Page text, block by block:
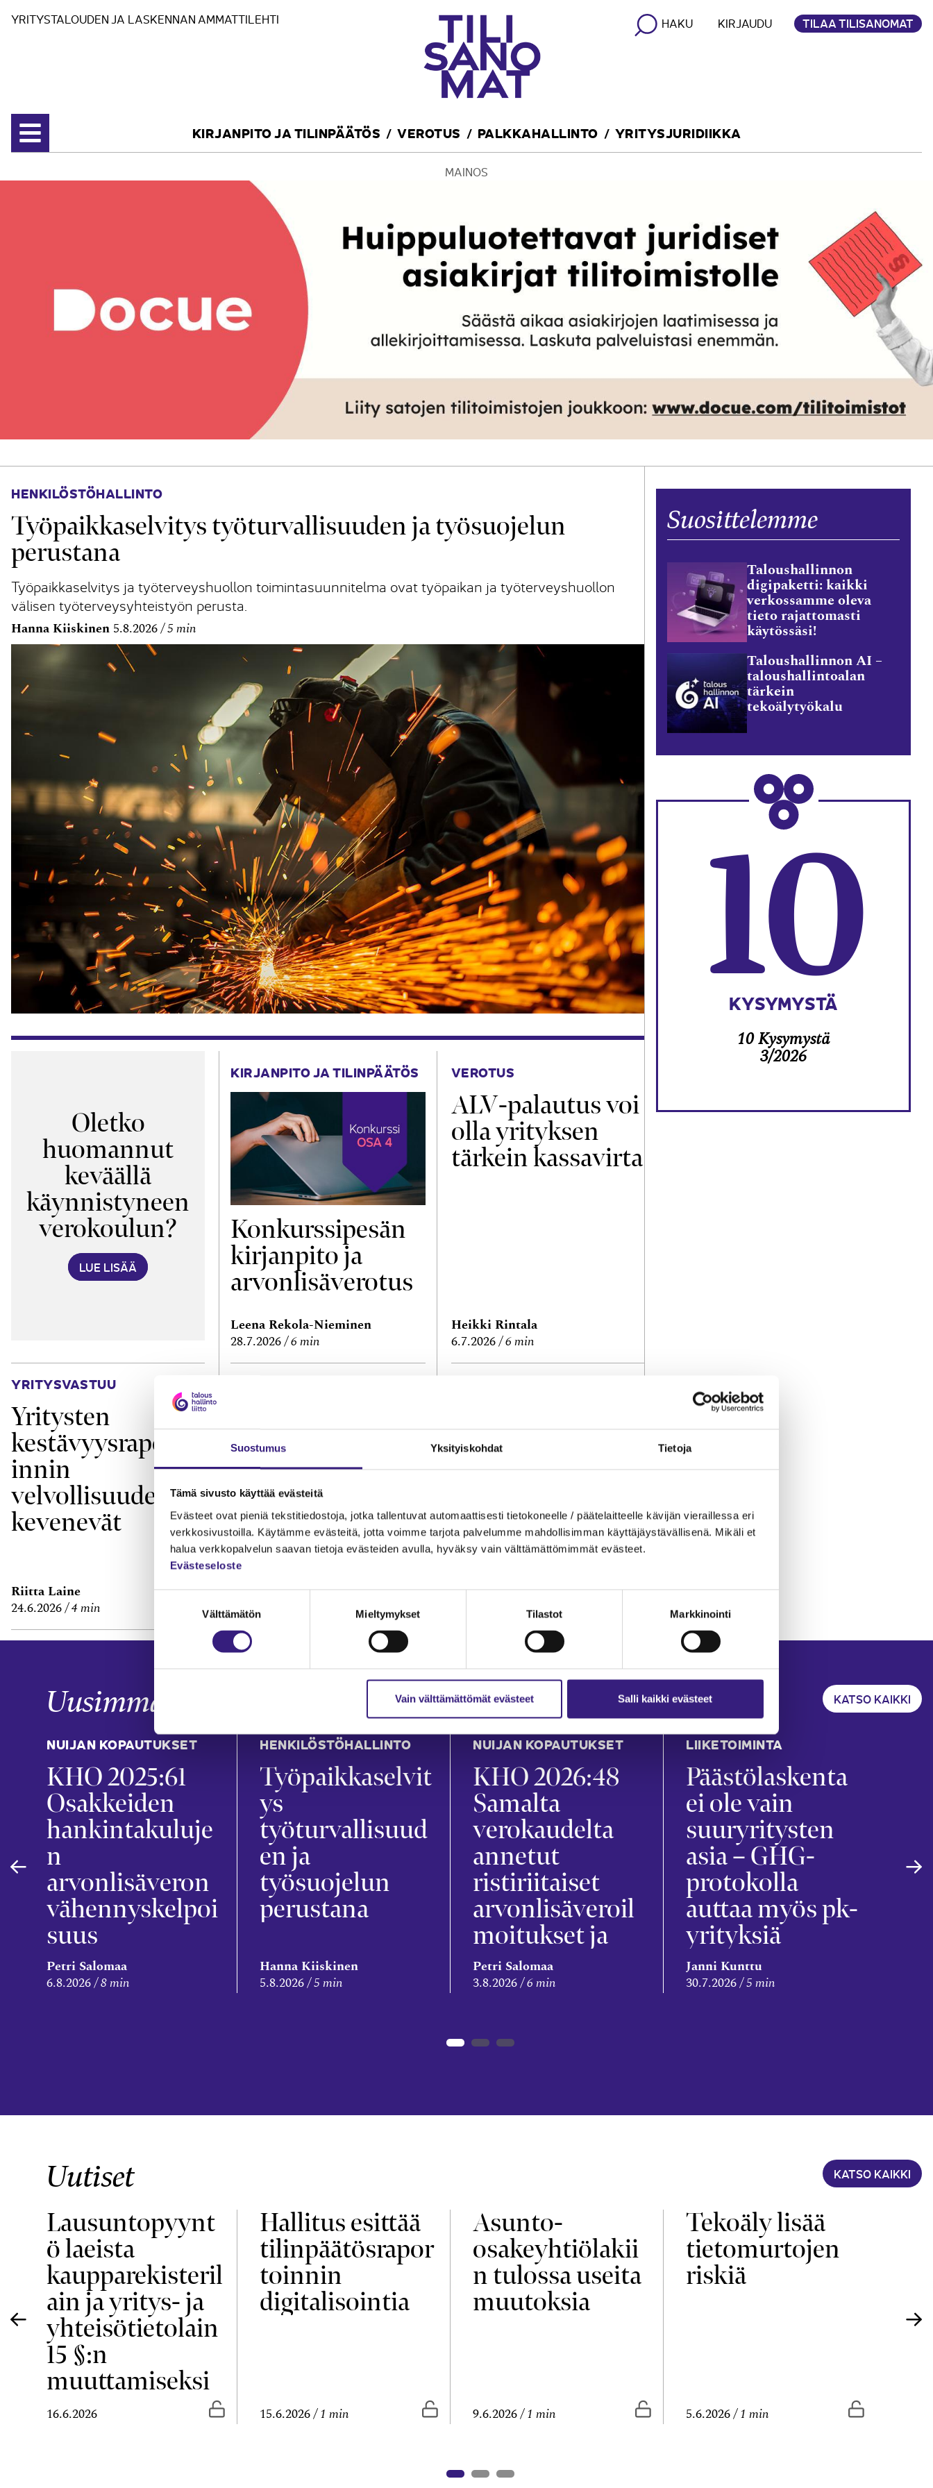
Suostumus Yksityiskohdat Tietoja
Tämä sivusto käyttää evästeitä
Evästeet ovat pieniä tekstitiedostoja, jotka tallentuvat automaattisesti tietokoneelle / päätelaitteelle kävijän vieraillessa eri
verkkosivustoilla. Käytämme evästeitä, jotta voimme tarjota palvelumme mahdollisimman käyttäjäystävällisenä. Mikäli et
halua verkkopalvelun saavan tietoja evästeiden avulla, hyväksy vain välttämättömimmät evästeet.
Evästeseloste
Välttämätön Mieltymykset Tilastot Markkinointi
Vain välttämättömät evästeet Salli kaikki evästeet
YRITYSTALOUDEN JA LASKENNAN AMMATTILEHTI HAKU KIRJAUDU TILAA TILISANOMAT
Avaa valikko
KIRJANPITO JA TILINPÄÄTÖS VEROTUS PALKKAHALLINTO YRITYSJURIDIIKKA
MAINOS
HENKILÖSTÖHALLINTO
Työpaikkaselvitys työturvallisuuden ja työsuojelun
perustana
Työpaikkaselvitys ja työterveyshuollon toimintasuunnitelma ovat työpaikan ja työterveyshuollon
välisen työterveysyhteistyön perusta.
Hanna Kiiskinen 5.8.2026 5 min
Oletko
huomannut
keväällä
käynnistyneen
verokoulun?
LUE LISÄÄ
KIRJANPITO JA TILINPÄÄTÖS
Konkurssipesän
kirjanpito ja
arvonlisäverotus
Leena Rekola-Nieminen
28.7.2026 6 min
VEROTUS
ALV-palautus voi
olla yrityksen
tärkein kassavirta
Heikki Rintala
6.7.2026 6 min
YRITYSVASTUU
Yritysten
kestävyysraporto
innin
velvollisuudet
kevenevät
Riitta Laine
24.6.2026 4 min
verkkolasku?
Janne Fredman
29.6.2026
Asiantuntijakuluj
en
kirjanpitovelvolli
selle
Mira Merikanto
1 min
Suosittelemme
Taloushallinnon
digipaketti: kaikki
verkossamme oleva
tieto rajattomasti
käytössäsi!
Taloushallinnon AI –
taloushallintoalan
tärkein
tekoälytyökalu
10
KYSYMYSTÄ
10 Kysymystä
3/2026
Uusimmat KATSO KAIKKI
NUIJAN KOPAUTUKSET
KHO 2025:61
Osakkeiden
hankintakuluje
n
arvonlisäveron
vähennyskelpoi
suus
Petri Salomaa
6.8.2026 8 min
HENKILÖSTÖHALLINTO
Työpaikkaselvit
ys
työturvallisuud
en ja
työsuojelun
perustana
Hanna Kiiskinen
5.8.2026 5 min
NUIJAN KOPAUTUKSET
KHO 2026:48
Samalta
verokaudelta
annetut
ristiriitaiset
arvonlisäveroil
moitukset ja
veronkorotus
Petri Salomaa
3.8.2026 6 min
LIIKETOIMINTA
Päästölaskenta
ei ole vain
suuryritysten
asia – GHG-
protokolla
auttaa myös pk-
yrityksiä
Janni Kunttu
30.7.2026 5 min
s
Uutiset KATSO KAIKKI
Vapaasti luettavissa
Lausuntopyynt
ö laeista
kaupparekisteril
ain ja yritys- ja
yhteisötietolain
15 §:n
muuttamiseksi
16.6.2026 Vapaasti luettavissa
Hallitus esittää
tilinpäätösrapor
toinnin
digitalisointia
15.6.2026 1 min Vapaasti luettavissa
Asunto-
osakeyhtiölakii
n tulossa useita
muutoksia
9.6.2026 1 min Vapaasti luettavissa
Tekoäly lisää
tietomurtojen
riskiä
5.6.2026 1 min